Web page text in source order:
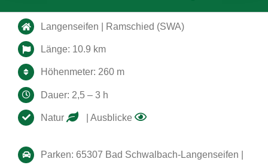
Langenseifen | Ramschied (SWA)
Länge: 10.9 km
Höhenmeter: 260 m
Dauer: 2,5 – 3 h
Natur | Ausblicke
Parken: 65307 Bad Schwalbach-Langenseifen |